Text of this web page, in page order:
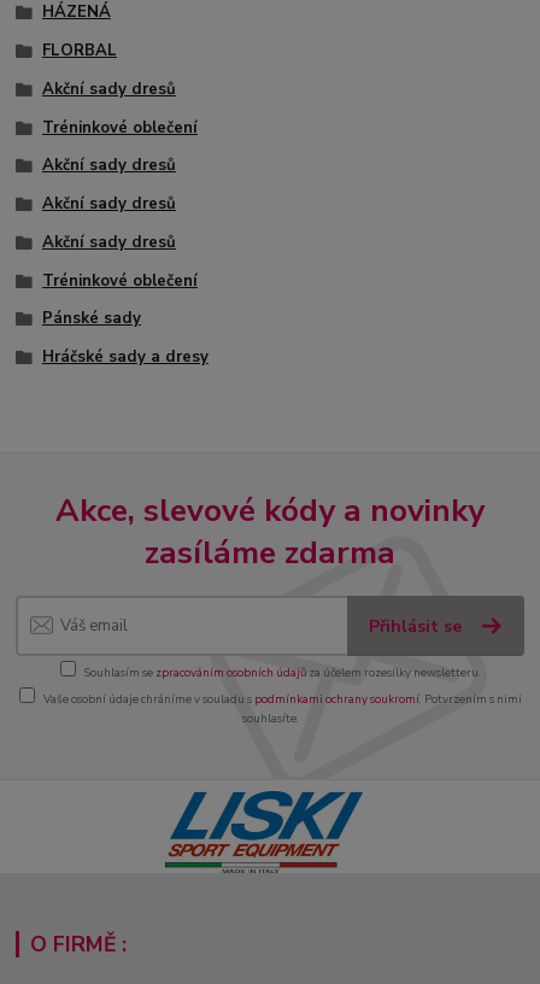
HÁZENÁ
FLORBAL
Akční sady dresů
Tréninkové oblečení
Akční sady dresů
Akční sady dresů
Akční sady dresů
Tréninkové oblečení
Pánské sady
Hráčské sady a dresy
Akce, slevové kódy a novinky
zasíláme zdarma
Přihlásit se
Souhlasím se zpracováním osobních údajůza účelem rozesílky newsletteru.
Vaše osobní údaje chráníme v souladu s podmínkami ochrany soukromí. Potvrzením s nimi
souhlasíte.
O FIRMĚ :